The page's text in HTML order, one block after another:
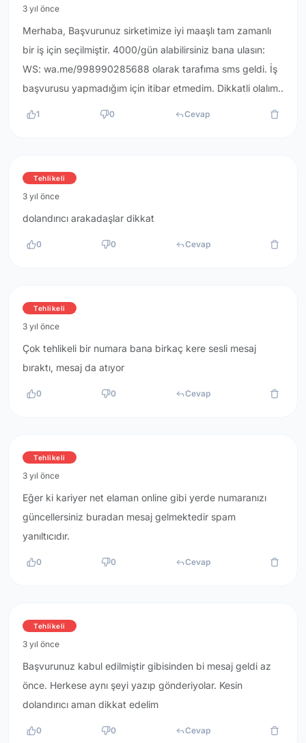
3 yıl önce
Merhaba, Başvurunuz sirketimize iyi maaşlı tam zamanlı
bir iş için seçilmiştir. 4000/gün alabilirsiniz bana ulasın:
WS: wa.me/998990285688 olarak tarafıma sms geldi. İş
başvurusu yapmadığım için itibar etmedim. Dikkatli olalım..
1 0 Cevap
Tehlikeli
3 yıl önce
dolandırıcı arakadaşlar dikkat
0 0 Cevap
Tehlikeli
3 yıl önce
Çok tehlikeli bir numara bana birkaç kere sesli mesaj
bıraktı, mesaj da atıyor
0 0 Cevap
Tehlikeli
3 yıl önce
Eğer ki kariyer net elaman online gibi yerde numaranızı
güncellersiniz buradan mesaj gelmektedir spam
yanıltıcıdır.
0 0 Cevap
Tehlikeli
3 yıl önce
Başvurunuz kabul edilmiştir gibisinden bi mesaj geldi az
önce. Herkese aynı şeyi yazıp gönderiyolar. Kesin
dolandırıcı aman dikkat edelim
0 0 Cevap